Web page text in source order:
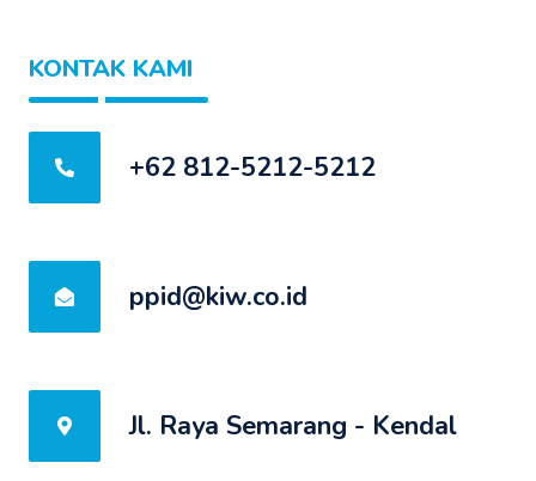
KONTAK KAMI
+62 812-5212-5212
ppid@kiw.co.id
Jl. Raya Semarang - Kendal